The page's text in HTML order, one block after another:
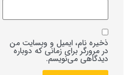
ذخیره نام، ایمیل و وبسایت من
در مرورگر برای زمانی که دوباره
دیدگاهی می‌نویسم.